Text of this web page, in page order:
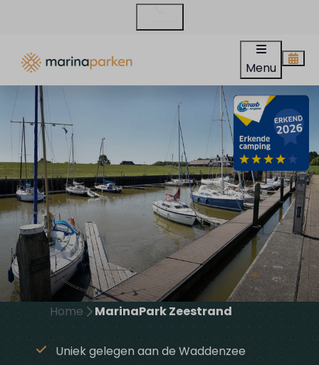
Menu
Home MarinaPark Zeestrand
Uniek gelegen aan de Waddenzee